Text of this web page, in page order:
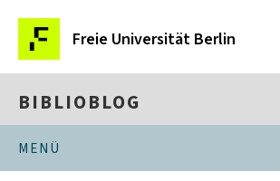
Freie Universität Berlin
BIBLIOBLOG
MENÜ